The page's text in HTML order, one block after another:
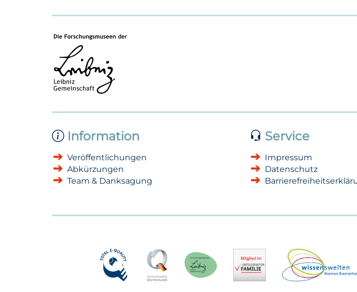
Information
Veröffentlichungen
Abkürzungen
Team & Danksagung
Service
Impressum
Datenschutz